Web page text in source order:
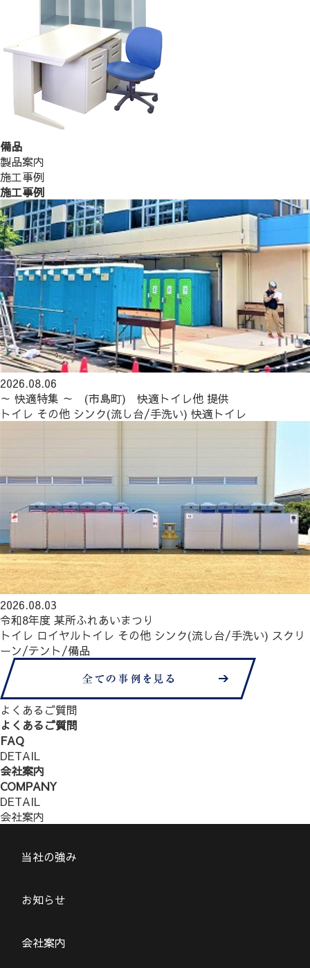
備品
製品案内
施工事例
施工事例
2026.08.06
～ 快適特集 ～ (市島町) 快適トイレ他 提供
トイレ その他 シンク(流し台/手洗い) 快適トイレ
2026.08.03
令和8年度 某所ふれあいまつり
トイレ ロイヤルトイレ その他 シンク(流し台/手洗い) スクリ
ーン/テント/備品
よくあるご質問
よくあるご質問
FAQ
DETAIL
会社案内
COMPANY
DETAIL
会社案内
当社の強み
お知らせ
会社案内